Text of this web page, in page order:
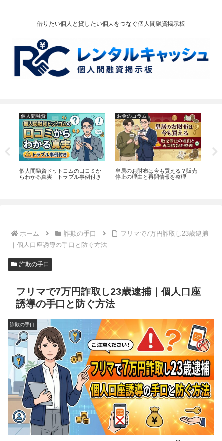
借りたい個人と貸したい個人をつなぐ個人間融資掲示板
個人間融資
個人間融資ドットコムの口コミか
らわかる真実｜トラブル事例付き
お金のコラム
皇居のお財布は今も買える？販売
停止の理由と再開情報を整理
ホーム 詐欺の手口
フリマで7万円詐取し23歳逮捕
｜個人口座誘導の手口と防ぐ方法
詐欺の手口
フリマで7万円詐取し23歳逮捕｜個人口座
誘導の手口と防ぐ方法
詐欺の手口